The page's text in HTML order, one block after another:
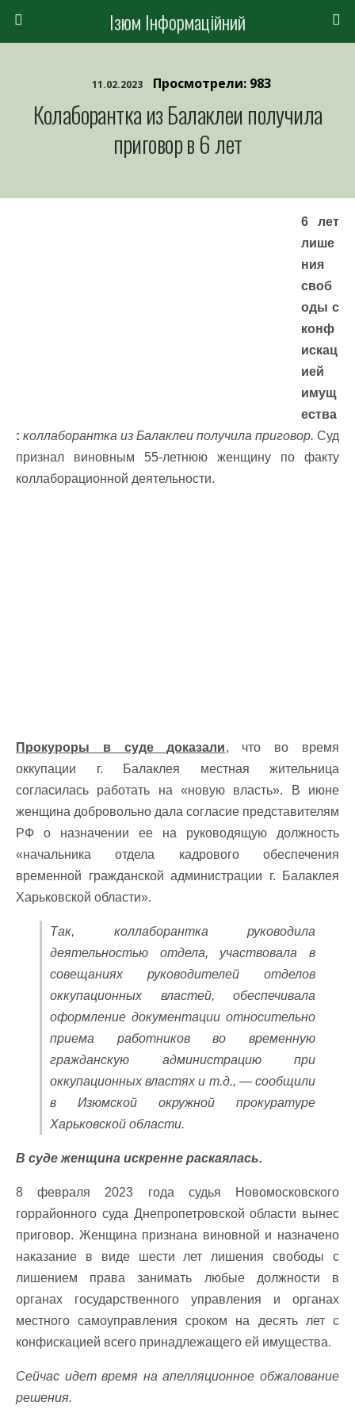
Ізюм Інформаційний
11.02.2023 Просмотрели: 983
Колаборантка из Балаклеи получила
приговор в 6 лет
6 лет
лише
ния
своб
оды с
конф
искац
ией
имущ
ества
: коллаборантка из Балаклеи получила приговор. Суд
признал виновным 55-летнюю женщину по факту
коллаборационной деятельности.
Прокуроры в суде доказали, что во время
оккупации г. Балаклея местная жительница
согласилась работать на «новую власть». В июне
женщина добровольно дала согласие представителям
РФ о назначении ее на руководящую должность
«начальника отдела кадрового обеспечения
временной гражданской администрации г. Балаклея
Харьковской области».
Так, коллаборантка руководила
деятельностью отдела, участвовала в
совещаниях руководителей отделов
оккупационных властей, обеспечивала
оформление документации относительно
приема работников во временную
гражданскую администрацию при
оккупационных властях и т.д., — сообщили
в Изюмской окружной прокуратуре
Харьковской области.
В суде женщина искренне раскаялась.
8 февраля 2023 года судья Новомосковского
горрайонного суда Днепропетровской области вынес
приговор. Женщина признана виновной и назначено
наказание в виде шести лет лишения свободы с
лишением права занимать любые должности в
органах государственного управления и органах
местного самоуправления сроком на десять лет с
конфискацией всего принадлежащего ей имущества.
Сейчас идет время на апелляционное обжалование
решения.